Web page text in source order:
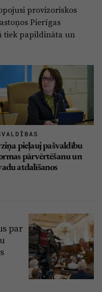
Mediju atbalsta fonds
Zivju fonds
Zaļā nākotne
Iedvesmai nav vecuma
laikrakstu
Privātuma politika
Ētikas kodekss
provizoriskos
Pierīgas
tiek papildināta un
pieļauj pašvaldību
pārvērtēšanu un
atdalīšanos
par